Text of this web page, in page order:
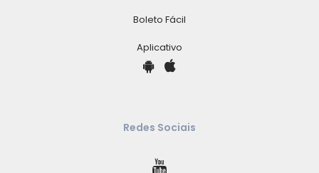
Boleto Fácil
Aplicativo
Redes Sociais